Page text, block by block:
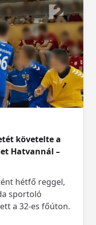
követelte a
Hatvannál –
hétfő reggel,
sportoló
a 32-es főúton.